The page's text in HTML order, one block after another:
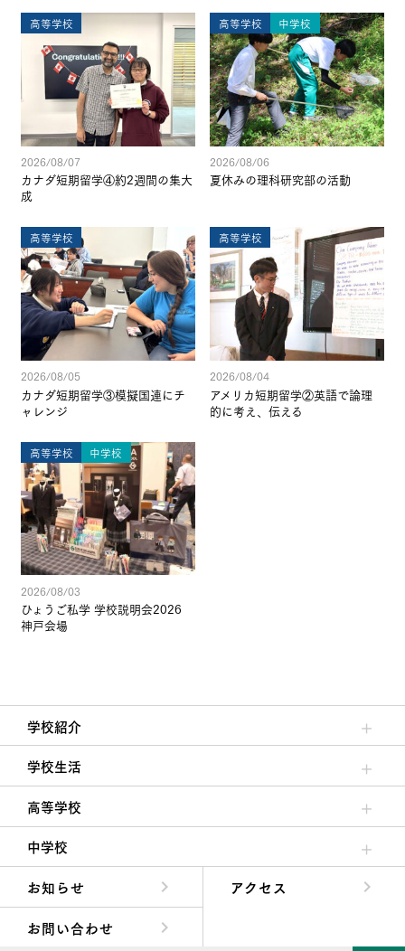
高等学校
2026/08/07
カナダ短期留学④約2週間の集大
成
高等学校 中学校
2026/08/06
夏休みの理科研究部の活動
高等学校
2026/08/05
カナダ短期留学③模擬国連にチ
ャレンジ
高等学校
2026/08/04
アメリカ短期留学②英語で論理
的に考え、伝える
高等学校 中学校
2026/08/03
ひょうご私学 学校説明会2026
神戸会場
学校紹介
理事長/学園長メッセージ
安心して任せられる学校
沿革
施設・設備
大学合格実績
学校生活
クラブ活動・生徒会活動
夙川ブログ
制服紹介
夙川カレンダー
高等学校
高校校長からの挨拶
高校の教育方針／特色
特進コース／進学コース
年間行事
先輩たちの声・生徒たちの声
中学校
中学校長からの挨拶
中学校の教育方針／特色
Aコース／Bコース
年間行事
先輩たちの声・生徒たちの声
お知らせ
アクセス
お問い合わせ